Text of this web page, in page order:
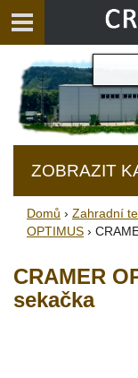
ZOBRAZIT
Domů › Zahradní
OPTIMUS ›
CRAMER
sekačka